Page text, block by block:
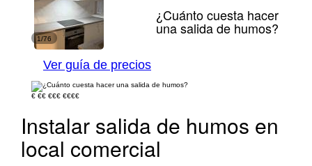
1/76
¿Cuánto cuesta hacer
una salida de humos?
Ver guía de precios
€ €€ €€€ €€€€
Instalar salida de humos en
local comercial